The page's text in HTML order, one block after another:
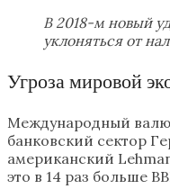
В 2018-м новый
уклоняться от
Угроза мировой
Международный
банковский сектор
американский
это в 14 раз больше